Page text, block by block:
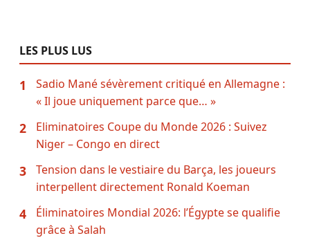
LES PLUS LUS
1
Sadio Mané sévèrement critiqué en Allemagne :
« Il joue uniquement parce que… »
2
Eliminatoires Coupe du Monde 2026 : Suivez
Niger – Congo en direct
3
Tension dans le vestiaire du Barça, les joueurs
interpellent directement Ronald Koeman
4
Éliminatoires Mondial 2026: l’Égypte se qualifie
grâce à Salah